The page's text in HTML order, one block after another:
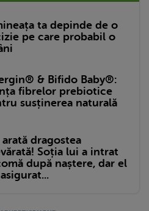
ta depinde de o
pe care probabil o
& Bifido Baby®:
fibrelor prebiotice
susținerea naturală
arată dragostea
Soția lui a intrat
după naștere, dar el